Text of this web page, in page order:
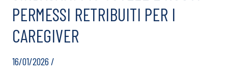
PERMESSI RETRIBUITI PER I
CAREGIVER
16/01/2026 /